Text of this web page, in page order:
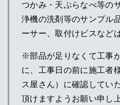
つかみ・天ぷらなべ等の
浄機の洗剤等のサンプル
ーサー、取付けビスなど
※部品が足りなくて工事
に、工事日の前に施工者
ス屋さん）に確認してい
頂けますようお願い申し